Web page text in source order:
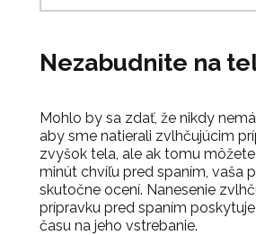
Nezabudnite na
Mohlo by sa zdať, že nikdy
aby sme natierali zvlhčujúcim
zvyšok tela, ale ak tomu
minút chvíľu pred spaním, vaša
skutočne ocení. Nanesenie
prípravku pred spaním
času na jeho vstrebanie.